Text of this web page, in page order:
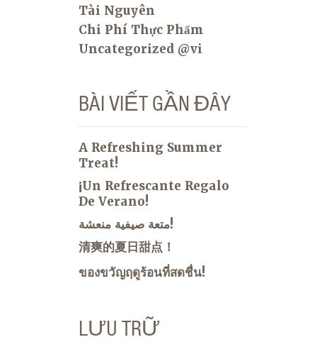
Tài Nguyên
Chi Phí Thực Phẩm
Uncategorized @vi
BÀI VIẾT GẦN ĐÂY
A Refreshing Summer
Treat!
¡Un Refrescante Regalo
De Verano!
متعة صيفية منعشة!
清爽的夏日甜点！
ของขวัญฤดูร้อนที่สดชื่น!
LƯU TRỮ